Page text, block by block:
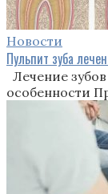
Новости
Пульпит зуба
Лечение
особенности